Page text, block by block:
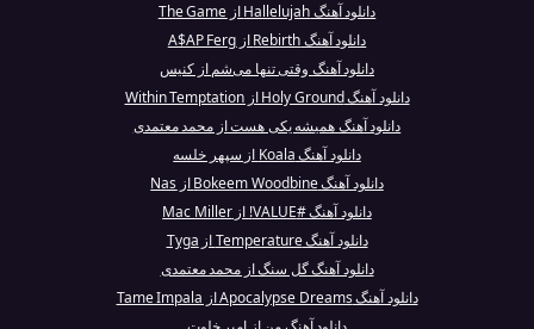
دانلود آهنگ Hallelujah از The Game
دانلود آهنگ Rebirth از A$AP Ferg
دانلود آهنگ وقتی تنها می‌شم از کنیس
دانلود آهنگ Holy Ground از Within Temptation
دانلود آهنگ همیشه یکی هست از محمد معتمدی
دانلود آهنگ Koala از سپهر خلسه
دانلود آهنگ Bokeem Woodbine از Nas
دانلود آهنگ #VALUE! از Mac Miller
دانلود آهنگ Temperature از Tyga
دانلود آهنگ گل سنگ از محمد معتمدی
دانلود آهنگ Apocalypse Dreams از Tame Impala